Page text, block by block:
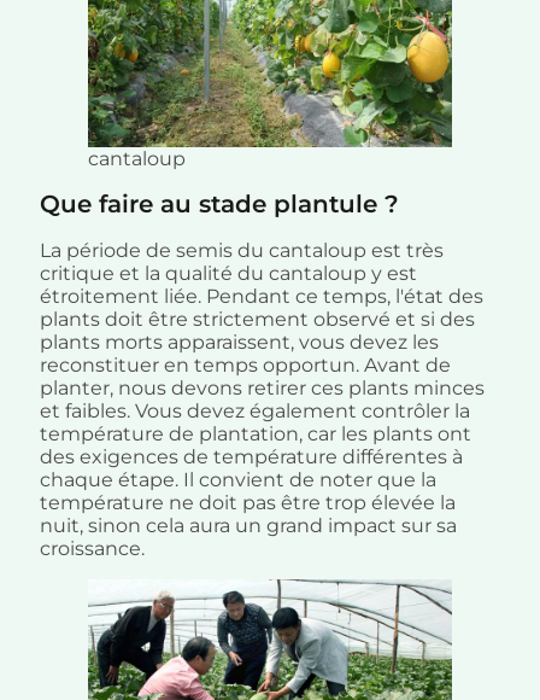
cantaloup
Que faire au stade plantule ?
La période de semis du cantaloup est très
critique et la qualité du cantaloup y est
étroitement liée. Pendant ce temps, l'état des
plants doit être strictement observé et si des
plants morts apparaissent, vous devez les
reconstituer en temps opportun. Avant de
planter, nous devons retirer ces plants minces
et faibles. Vous devez également contrôler la
température de plantation, car les plants ont
des exigences de température différentes à
chaque étape. Il convient de noter que la
température ne doit pas être trop élevée la
nuit, sinon cela aura un grand impact sur sa
croissance.